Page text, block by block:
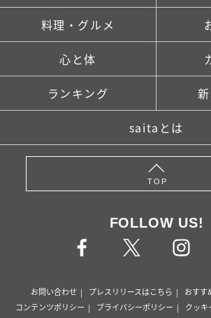
料理・グルメ
心と体
ランキング
saitaとは
TOP
FOLLOW US!
お問い合わせ プレスリリースはこちら おすす
コンテンツポリシー
プライバシーポリシー クッキ